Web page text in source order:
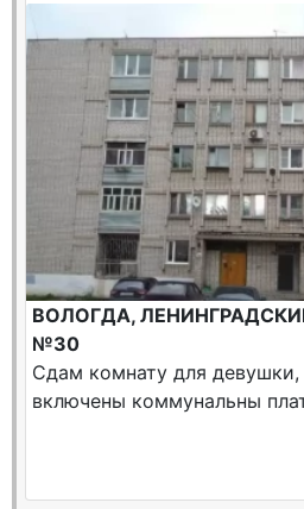
ВОЛОГДА,
№30
Сдам комнату для
включены коммунальны